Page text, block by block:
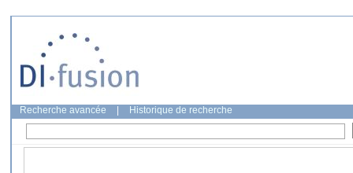
Recherche avancée Historique de recherche